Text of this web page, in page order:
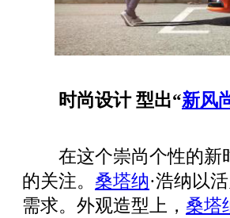
时尚设计 型出“新风
在这个崇尚个性的新
的关注。 桑塔纳·浩纳以
需求。外观造型上， 桑塔